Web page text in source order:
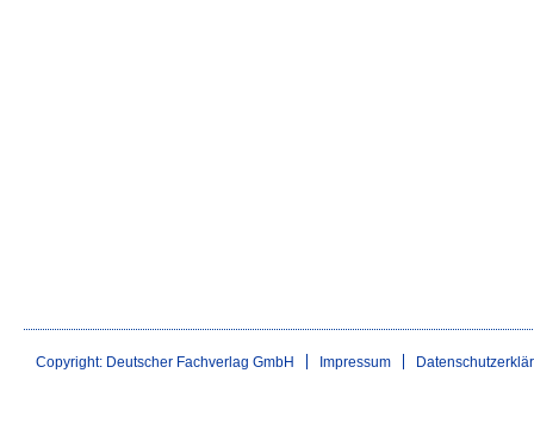
Copyright: Deutscher Fachverlag GmbH Impressum